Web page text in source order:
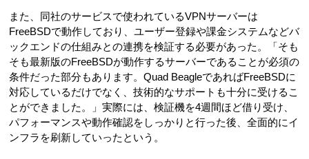
また、同社のサービスで使われているVPNサーバーは
FreeBSDで動作しており、ユーザー登録や課金システムなどバ
ックエンドの仕組みとの連携を検証する必要があった。「そも
そも最新版のFreeBSDが動作するサーバーであることが必須の
条件だった部分もあります。Quad BeagleであればFreeBSDに
対応しているだけでなく、技術的なサポートも十分に受けるこ
とができました。」実際には、検証機を4週間ほど借り受け、
パフォーマンスや動作確認をしっかりと行った後、全面的にイ
ンフラを刷新していったという。